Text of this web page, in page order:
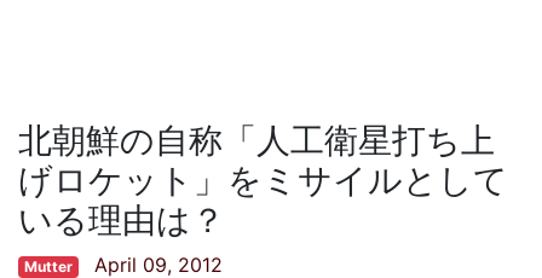
北朝鮮の自称「人工衛星打ち上
げロケット」をミサイルとして
いる理由は？
Mutter April 09, 2012